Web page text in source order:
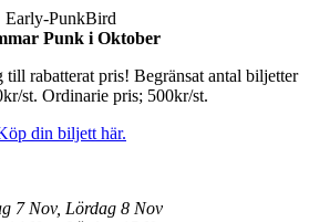
Early-PunkBird
Punk i Oktober
rabatterat pris! Begränsat antal biljetter
st. Ordinarie pris; 500kr/st.
din biljett här.
7 Nov, Lördag 8 Nov